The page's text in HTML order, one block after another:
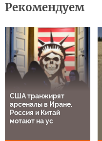
Рекомендуем
США транжирят
арсеналы в Иране.
Россия и Китай
мотают на ус